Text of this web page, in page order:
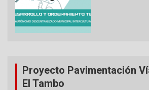
Proyecto Pavimentación
El Tambo